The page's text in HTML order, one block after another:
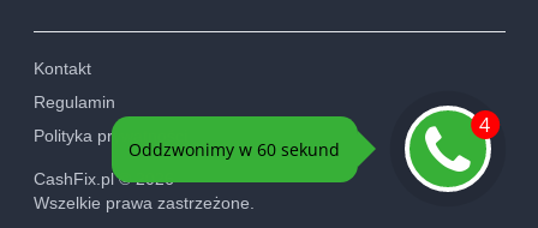
CashFix.pl ©2026
Wszelkie prawa zastrzeżone.
Kontakt
Regulamin
Polityka prywatności